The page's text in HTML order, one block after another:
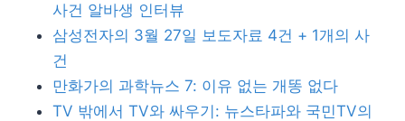
사건 알바생 인터뷰
삼성전자의 3월 27일 보도자료 4건 + 1개의 사
건
만화가의 과학뉴스 7: 이유 없는 개똥 없다
TV 밖에서 TV와 싸우기: 뉴스타파와 국민TV의